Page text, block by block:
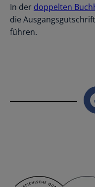
In der doppelten
die
führen.